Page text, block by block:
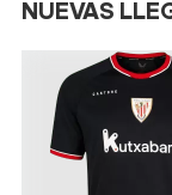
NUEVAS